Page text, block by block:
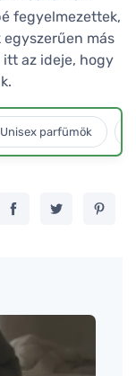
fegyelmezettek,
egyszerűen más
itt az ideje, hogy
Unisex parfümök